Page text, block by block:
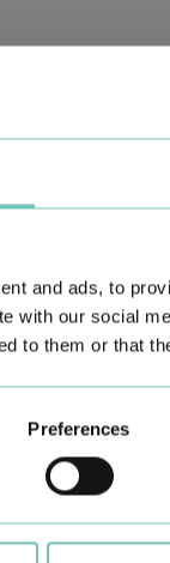
and ads, to
with our social
to them or that
Preferences